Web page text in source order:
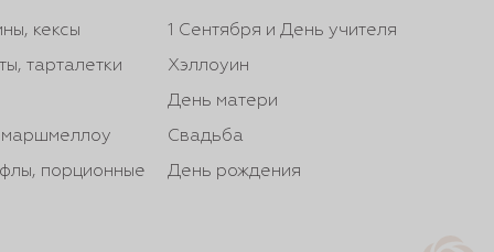
кексы
тарталетки
порционные
1 Сентября и День учителя
Хэллоуин
День матери
Свадьба
День рождения